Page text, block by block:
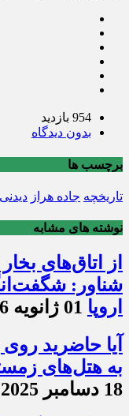
954 بازدید
بدون دیدگاه
برچسب ها
تاریخچه جاده هراز دیدنی
نوشته های مشابه
از اتاق‌های
شناور:
اروپا 01 ژانویه 2026 - 11:28
آیا حاضرید
به هتل‌های
18 دسامبر 2025 - 10:39